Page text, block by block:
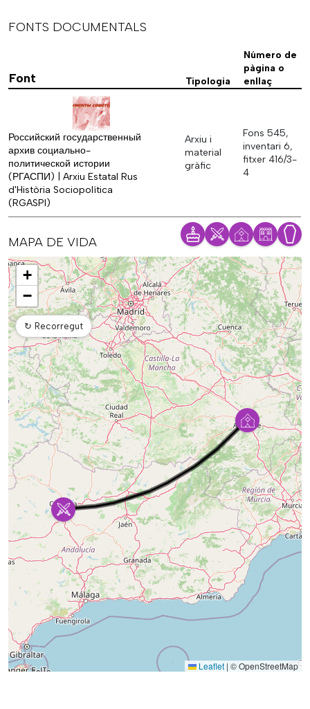
FONTS DOCUMENTALS
Font Tipologia
Número de
pàgina o
enllaç
Российский государственный
архив социально-
политической истории
(РГАСПИ) | Arxiu Estatal Rus
d'Història Sociopolítica
(RGASPI)
Arxiu i
material
gràfic
Fons 545,
inventari 6,
fitxer 416/3-
4
MAPA DE VIDA
Mapa
+
−
↻ Recorregut
Leaflet | © OpenStreetMap